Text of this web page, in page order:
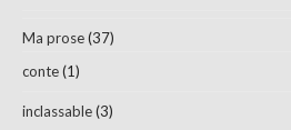
Ma prose(37)
conte(1)
inclassable(3)